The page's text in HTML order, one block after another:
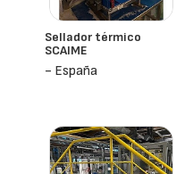
Sellador térmico
SCAIME
- España